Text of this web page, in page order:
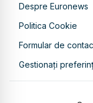
Despre Euronews
Politica Cookie
Formular de
Gestionați